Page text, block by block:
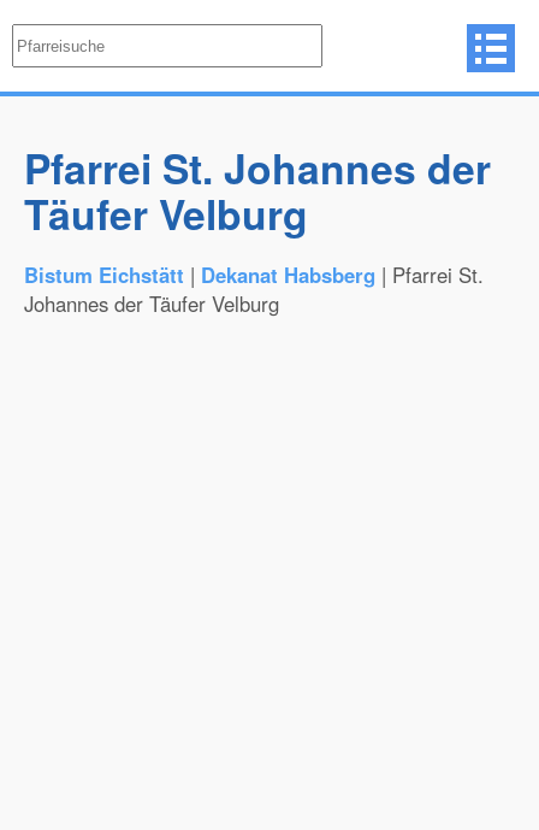
Pfarrei St. Johannes der
Täufer Velburg
Bistum Eichstätt | Dekanat Habsberg | Pfarrei St.
Johannes der Täufer Velburg